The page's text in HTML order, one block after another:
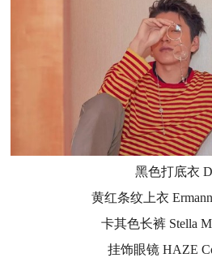
黑色打底衣
黄红条纹上衣
卡其色长裤Stella
挂饰眼镜 HAZE